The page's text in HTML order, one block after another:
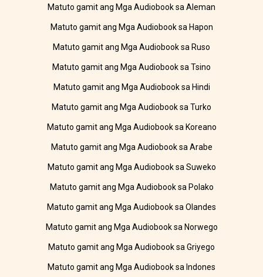
Matuto gamit ang Mga Audiobook sa Aleman
Matuto gamit ang Mga Audiobook sa Hapon
Matuto gamit ang Mga Audiobook sa Ruso
Matuto gamit ang Mga Audiobook sa Tsino
Matuto gamit ang Mga Audiobook sa Hindi
Matuto gamit ang Mga Audiobook sa Turko
Matuto gamit ang Mga Audiobook sa Koreano
Matuto gamit ang Mga Audiobook sa Arabe
Matuto gamit ang Mga Audiobook sa Suweko
Matuto gamit ang Mga Audiobook sa Polako
Matuto gamit ang Mga Audiobook sa Olandes
Matuto gamit ang Mga Audiobook sa Norwego
Matuto gamit ang Mga Audiobook sa Griyego
Matuto gamit ang Mga Audiobook sa Indones